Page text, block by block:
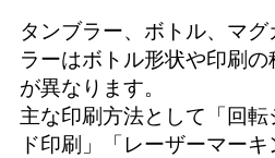
タンブラー、ボトル、マ
ラーはボトル形状や印刷
が異なります。
主な印刷方法として「 回転
ド印刷 」「 レーザーマーキ